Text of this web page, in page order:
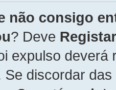
não consigo
? Deve
expulso
Se discordar